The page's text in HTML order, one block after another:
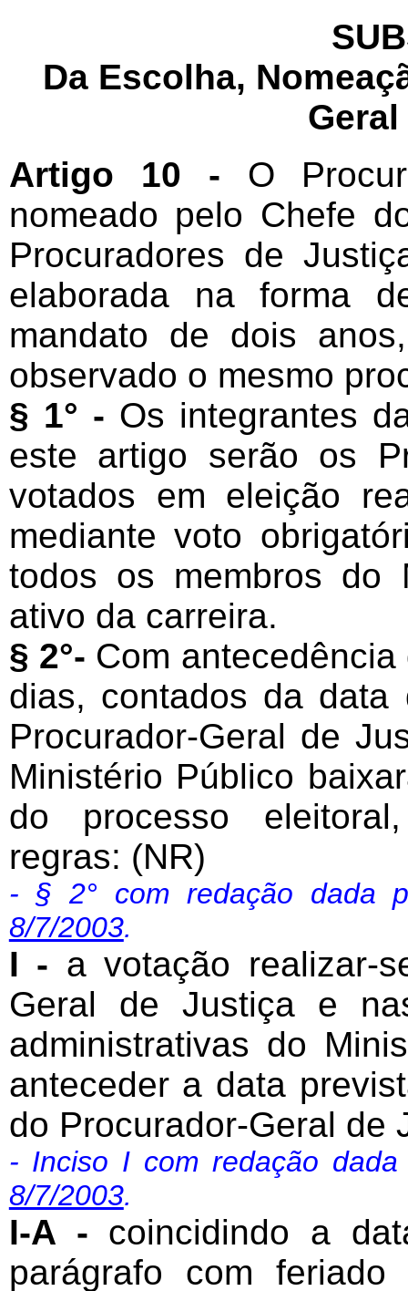
Da Escolha,
Artigo 10 - O
nomeado pelo Chefe
Procuradores de
elaborada na forma
mandato de dois
observado o mesmo
§ 1° - Os integrantes
este artigo serão os
votados em eleição
mediante voto
todos os membros do
ativo da carreira.
§ 2°- Com
dias, contados da
Procurador-Geral de
Ministério Público
do processo
regras: (NR)
- § 2° com redação dada
8/7/2003.
I - a votação realizar-
Geral de Justiça e
administrativas do
anteceder a data
do Procurador-Geral de
- Inciso I com redação
8/7/2003.
I-A - coincidindo a
parágrafo com